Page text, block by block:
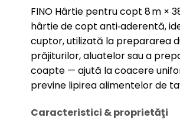
FINO Hârtie pentru copt 8 m ×
hârtie de copt anti‑aderentă,
cuptor, utilizată la prepararea
prăjiturilor, aluatelor sau a
coapte — ajută la coacere
previne lipirea alimentelor de
Caracteristici & proprietăţi